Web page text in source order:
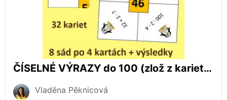
ČÍSELNÉ VÝRAZY do 100 (zlož z kariet výsledok)
Vladěna Pěknicová